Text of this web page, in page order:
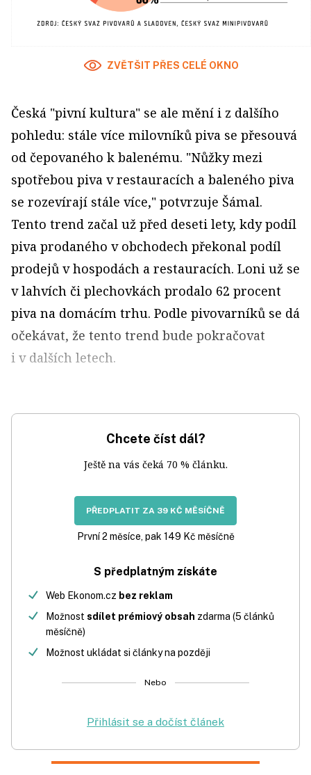
ZVĚTŠIT PŘES CELÉ OKNO
Česká "pivní kultura" se ale mění i z dalšího
pohledu: stále více milovníků piva se přesouvá
od čepovaného k balenému. "Nůžky mezi
spotřebou piva v restauracích a baleného piva
se rozevírají stále více," potvrzuje Šámal.
Tento trend začal už před deseti lety, kdy podíl
piva prodaného v obchodech překonal podíl
prodejů v hospodách a restauracích. Loni už se
v lahvích či plechovkách prodalo 62 procent
piva na domácím trhu. Podle pivovarníků se dá
očekávat, že tento trend bude pokračovat
i v dalších letech.
Chcete číst dál?
Ještě na vás čeká 70 % článku.
PŘEDPLATIT ZA 39 KČ MĚSÍČNĚ
První 2 měsíce, pak 149 Kč měsíčně
S předplatným získáte
Web Ekonom.cz bez reklam
Možnost sdílet prémiový obsah zdarma (5 článků
měsíčně)
Možnost ukládat si články na později
Nebo
Přihlásit se a dočíst článek